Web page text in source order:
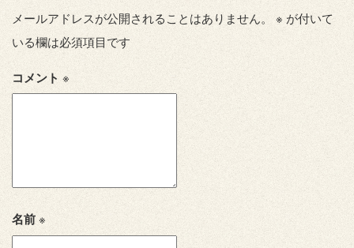
メールアドレスが公開されることはありません。 ※ が付いて
いる欄は必須項目です
コメント ※
名前※